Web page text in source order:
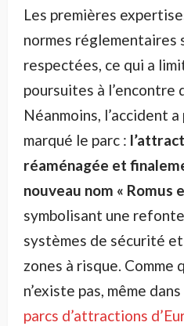
Les premières
normes réglementaires
respectées, ce qui a
poursuites à l’encontre
Néanmoins, l’accident
marqué le parc :
réaménagée et
nouveau nom « Romus
symbolisant une
systèmes de sécurité
zones à risque. Comme
n’existe pas, même dans
parcs d’attractions